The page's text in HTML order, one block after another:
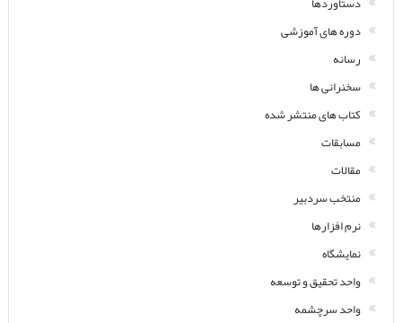
دوره های آموزشی
رسانه
سخنرانی ها
کتاب های منتشر شده
مسابقات
مقالات
منتخب سردبیر
نرم افزارها
نمایشگاه
واحد تحقیق و توسعه
واحد سرچشمه